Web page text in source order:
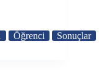
Öğrenci Sonuçlar